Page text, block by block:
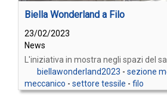
Biella Wonderland a Filo
23/02/2023
News
L'iniziativa in mostra negli spazi del
biellawonderland2023 - sezione
meccanico - settore tessile - filo